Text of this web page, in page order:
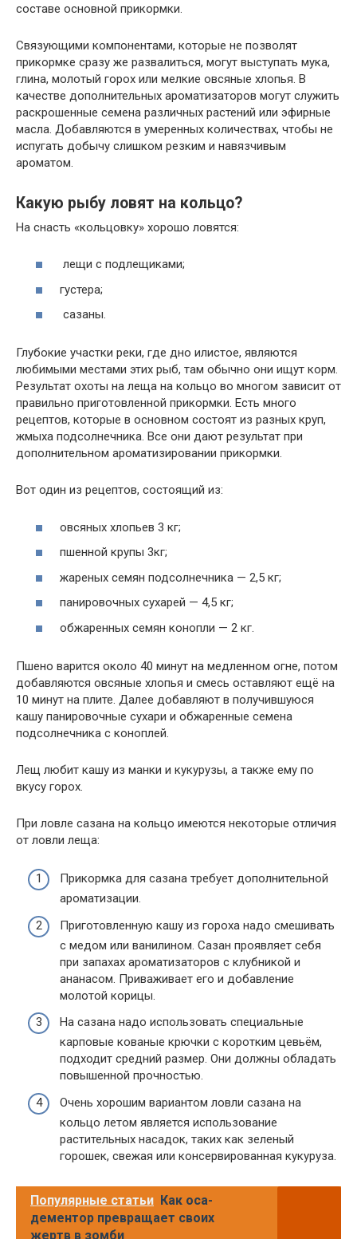
составе основной прикормки.
Связующими компонентами, которые не позволят
прикормке сразу же развалиться, могут выступать мука,
глина, молотый горох или мелкие овсяные хлопья. В
качестве дополнительных ароматизаторов могут служить
раскрошенные семена различных растений или эфирные
масла. Добавляются в умеренных количествах, чтобы не
испугать добычу слишком резким и навязчивым
ароматом.
Какую рыбу ловят на кольцо?
На снасть «кольцовку» хорошо ловятся:
лещи с подлещиками;
густера;
сазаны.
Глубокие участки реки, где дно илистое, являются
любимыми местами этих рыб, там обычно они ищут корм.
Результат охоты на леща на кольцо во многом зависит от
правильно приготовленной прикормки. Есть много
рецептов, которые в основном состоят из разных круп,
жмыха подсолнечника. Все они дают результат при
дополнительном ароматизировании прикормки.
Вот один из рецептов, состоящий из:
овсяных хлопьев 3 кг;
пшенной крупы 3кг;
жареных семян подсолнечника — 2,5 кг;
панировочных сухарей — 4,5 кг;
обжаренных семян конопли — 2 кг.
Пшено варится около 40 минут на медленном огне, потом
добавляются овсяные хлопья и смесь оставляют ещё на
10 минут на плите. Далее добавляют в получившуюся
кашу панировочные сухари и обжаренные семена
подсолнечника с коноплей.
Лещ любит кашу из манки и кукурузы, а также ему по
вкусу горох.
При ловле сазана на кольцо имеются некоторые отличия
от ловли леща:
Прикормка для сазана требует дополнительной
ароматизации.
Приготовленную кашу из гороха надо смешивать
с медом или ванилином. Сазан проявляет себя
при запахах ароматизаторов с клубникой и
ананасом. Приваживает его и добавление
молотой корицы.
На сазана надо использовать специальные
карповые кованые крючки с коротким цевьём,
подходит средний размер. Они должны обладать
повышенной прочностью.
Очень хорошим вариантом ловли сазана на
кольцо летом является использование
растительных насадок, таких как зеленый
горошек, свежая или консервированная кукуруза.
Популярные статьи Как оса-
дементор превращает своих
жертв в зомби